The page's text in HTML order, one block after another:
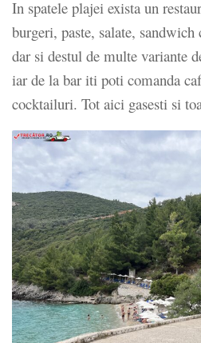
In spatele plajei exista un
burgeri, paste, salate,
dar si destul de multe variante
iar de la bar iti poti comanda
cocktailuri. Tot aici gasesti si